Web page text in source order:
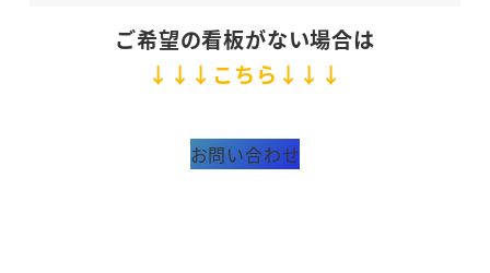
ご希望の看板がない場合は
↓↓↓こちら↓↓↓
お問い合わせ